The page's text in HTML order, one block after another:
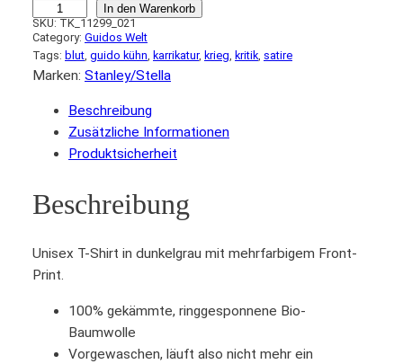
Shirt
"Herzchen"
Menge
In den Warenkorb
SKU: TK_11299_021
Category: Guidos Welt
Tags: blut guido kühn karrikatur, krieg kritik satire
Marken: Stanley/Stella
Beschreibung
Zusätzliche Informationen
Produktsicherheit
Beschreibung
Unisex T-Shirt in dunkelgrau mit mehrfarbigem Front-
Print.
100% gekämmte, ringgesponnene Bio-
Baumwolle
Vorgewaschen, läuft also nicht mehr ein